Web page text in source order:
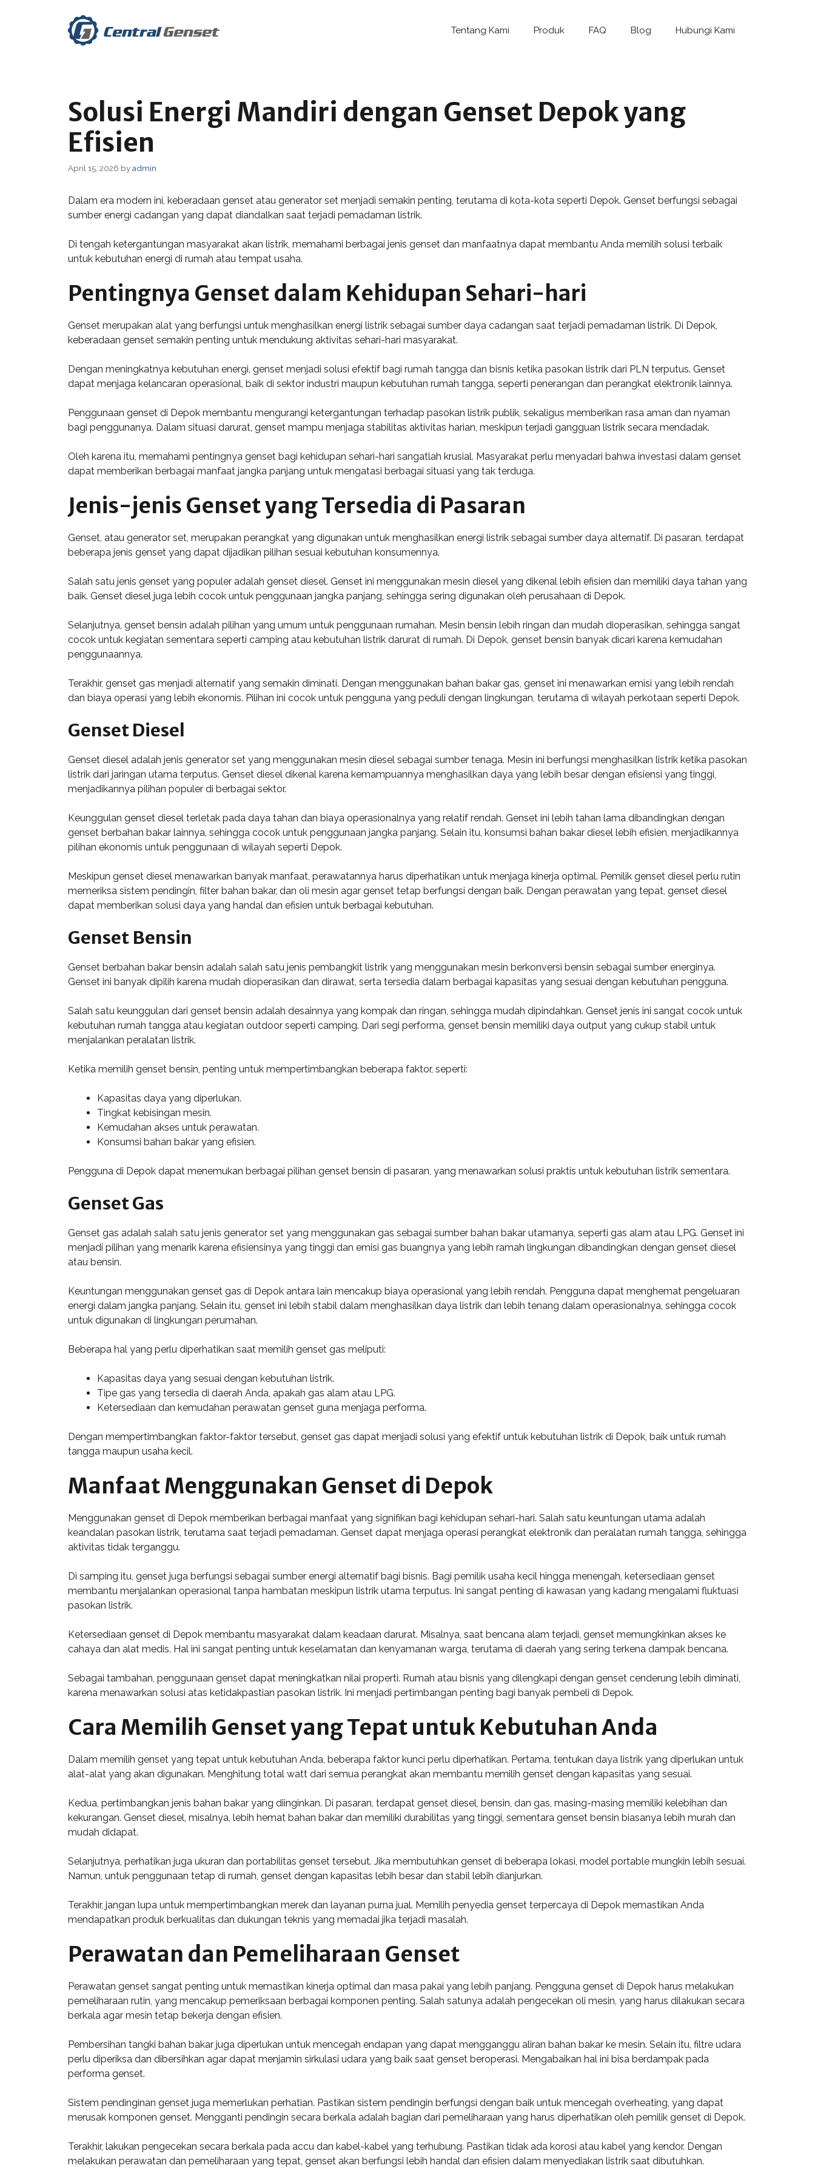
Tentang Kami Produk FAQ Blog Hubungi Kami
Solusi Energi Mandiri dengan Genset Depok yang
Efisien
April 15, 2026 byadmin
Dalam era modern ini, keberadaan genset atau generator set menjadi semakin penting, terutama di kota-kota seperti Depok. Genset berfungsi sebagai
sumber energi cadangan yang dapat diandalkan saat terjadi pemadaman listrik.
Di tengah ketergantungan masyarakat akan listrik, memahami berbagai jenis genset dan manfaatnya dapat membantu Anda memilih solusi terbaik
untuk kebutuhan energi di rumah atau tempat usaha.
Pentingnya Genset dalam Kehidupan Sehari-hari
Genset merupakan alat yang berfungsi untuk menghasilkan energi listrik sebagai sumber daya cadangan saat terjadi pemadaman listrik. Di Depok,
keberadaan genset semakin penting untuk mendukung aktivitas sehari-hari masyarakat.
Dengan meningkatnya kebutuhan energi, genset menjadi solusi efektif bagi rumah tangga dan bisnis ketika pasokan listrik dari PLN terputus. Genset
dapat menjaga kelancaran operasional, baik di sektor industri maupun kebutuhan rumah tangga, seperti penerangan dan perangkat elektronik lainnya.
Penggunaan genset di Depok membantu mengurangi ketergantungan terhadap pasokan listrik publik, sekaligus memberikan rasa aman dan nyaman
bagi penggunanya. Dalam situasi darurat, genset mampu menjaga stabilitas aktivitas harian, meskipun terjadi gangguan listrik secara mendadak.
Oleh karena itu, memahami pentingnya genset bagi kehidupan sehari-hari sangatlah krusial. Masyarakat perlu menyadari bahwa investasi dalam genset
dapat memberikan berbagai manfaat jangka panjang untuk mengatasi berbagai situasi yang tak terduga.
Jenis-jenis Genset yang Tersedia di Pasaran
Genset, atau generator set, merupakan perangkat yang digunakan untuk menghasilkan energi listrik sebagai sumber daya alternatif. Di pasaran, terdapat
beberapa jenis genset yang dapat dijadikan pilihan sesuai kebutuhan konsumennya.
Salah satu jenis genset yang populer adalah genset diesel. Genset ini menggunakan mesin diesel yang dikenal lebih efisien dan memiliki daya tahan yang
baik. Genset diesel juga lebih cocok untuk penggunaan jangka panjang, sehingga sering digunakan oleh perusahaan di Depok.
Selanjutnya, genset bensin adalah pilihan yang umum untuk penggunaan rumahan. Mesin bensin lebih ringan dan mudah dioperasikan, sehingga sangat
cocok untuk kegiatan sementara seperti camping atau kebutuhan listrik darurat di rumah. Di Depok, genset bensin banyak dicari karena kemudahan
penggunaannya.
Terakhir, genset gas menjadi alternatif yang semakin diminati. Dengan menggunakan bahan bakar gas, genset ini menawarkan emisi yang lebih rendah
dan biaya operasi yang lebih ekonomis. Pilihan ini cocok untuk pengguna yang peduli dengan lingkungan, terutama di wilayah perkotaan seperti Depok.
Genset Diesel
Genset diesel adalah jenis generator set yang menggunakan mesin diesel sebagai sumber tenaga. Mesin ini berfungsi menghasilkan listrik ketika pasokan
listrik dari jaringan utama terputus. Genset diesel dikenal karena kemampuannya menghasilkan daya yang lebih besar dengan efisiensi yang tinggi,
menjadikannya pilihan populer di berbagai sektor.
Keunggulan genset diesel terletak pada daya tahan dan biaya operasionalnya yang relatif rendah. Genset ini lebih tahan lama dibandingkan dengan
genset berbahan bakar lainnya, sehingga cocok untuk penggunaan jangka panjang. Selain itu, konsumsi bahan bakar diesel lebih efisien, menjadikannya
pilihan ekonomis untuk penggunaan di wilayah seperti Depok.
Meskipun genset diesel menawarkan banyak manfaat, perawatannya harus diperhatikan untuk menjaga kinerja optimal. Pemilik genset diesel perlu rutin
memeriksa sistem pendingin, filter bahan bakar, dan oli mesin agar genset tetap berfungsi dengan baik. Dengan perawatan yang tepat, genset diesel
dapat memberikan solusi daya yang handal dan efisien untuk berbagai kebutuhan.
Genset Bensin
Genset berbahan bakar bensin adalah salah satu jenis pembangkit listrik yang menggunakan mesin berkonversi bensin sebagai sumber energinya.
Genset ini banyak dipilih karena mudah dioperasikan dan dirawat, serta tersedia dalam berbagai kapasitas yang sesuai dengan kebutuhan pengguna.
Salah satu keunggulan dari genset bensin adalah desainnya yang kompak dan ringan, sehingga mudah dipindahkan. Genset jenis ini sangat cocok untuk
kebutuhan rumah tangga atau kegiatan outdoor seperti camping. Dari segi performa, genset bensin memiliki daya output yang cukup stabil untuk
menjalankan peralatan listrik.
Ketika memilih genset bensin, penting untuk mempertimbangkan beberapa faktor, seperti:
Kapasitas daya yang diperlukan.
Tingkat kebisingan mesin.
Kemudahan akses untuk perawatan.
Konsumsi bahan bakar yang efisien.
Pengguna di Depok dapat menemukan berbagai pilihan genset bensin di pasaran, yang menawarkan solusi praktis untuk kebutuhan listrik sementara.
Genset Gas
Genset gas adalah salah satu jenis generator set yang menggunakan gas sebagai sumber bahan bakar utamanya, seperti gas alam atau LPG. Genset ini
menjadi pilihan yang menarik karena efisiensinya yang tinggi dan emisi gas buangnya yang lebih ramah lingkungan dibandingkan dengan genset diesel
atau bensin.
Keuntungan menggunakan genset gas di Depok antara lain mencakup biaya operasional yang lebih rendah. Pengguna dapat menghemat pengeluaran
energi dalam jangka panjang. Selain itu, genset ini lebih stabil dalam menghasilkan daya listrik dan lebih tenang dalam operasionalnya, sehingga cocok
untuk digunakan di lingkungan perumahan.
Beberapa hal yang perlu diperhatikan saat memilih genset gas meliputi:
Kapasitas daya yang sesuai dengan kebutuhan listrik.
Tipe gas yang tersedia di daerah Anda, apakah gas alam atau LPG.
Ketersediaan dan kemudahan perawatan genset guna menjaga performa.
Dengan mempertimbangkan faktor-faktor tersebut, genset gas dapat menjadi solusi yang efektif untuk kebutuhan listrik di Depok, baik untuk rumah
tangga maupun usaha kecil.
Manfaat Menggunakan Genset di Depok
Menggunakan genset di Depok memberikan berbagai manfaat yang signifikan bagi kehidupan sehari-hari. Salah satu keuntungan utama adalah
keandalan pasokan listrik, terutama saat terjadi pemadaman. Genset dapat menjaga operasi perangkat elektronik dan peralatan rumah tangga, sehingga
aktivitas tidak terganggu.
Di samping itu, genset juga berfungsi sebagai sumber energi alternatif bagi bisnis. Bagi pemilik usaha kecil hingga menengah, ketersediaan genset
membantu menjalankan operasional tanpa hambatan meskipun listrik utama terputus. Ini sangat penting di kawasan yang kadang mengalami fluktuasi
pasokan listrik.
Ketersediaan genset di Depok membantu masyarakat dalam keadaan darurat. Misalnya, saat bencana alam terjadi, genset memungkinkan akses ke
cahaya dan alat medis. Hal ini sangat penting untuk keselamatan dan kenyamanan warga, terutama di daerah yang sering terkena dampak bencana.
Sebagai tambahan, penggunaan genset dapat meningkatkan nilai properti. Rumah atau bisnis yang dilengkapi dengan genset cenderung lebih diminati,
karena menawarkan solusi atas ketidakpastian pasokan listrik. Ini menjadi pertimbangan penting bagi banyak pembeli di Depok.
Cara Memilih Genset yang Tepat untuk Kebutuhan Anda
Dalam memilih genset yang tepat untuk kebutuhan Anda, beberapa faktor kunci perlu diperhatikan. Pertama, tentukan daya listrik yang diperlukan untuk
alat-alat yang akan digunakan. Menghitung total watt dari semua perangkat akan membantu memilih genset dengan kapasitas yang sesuai.
Kedua, pertimbangkan jenis bahan bakar yang diinginkan. Di pasaran, terdapat genset diesel, bensin, dan gas, masing-masing memiliki kelebihan dan
kekurangan. Genset diesel, misalnya, lebih hemat bahan bakar dan memiliki durabilitas yang tinggi, sementara genset bensin biasanya lebih murah dan
mudah didapat.
Selanjutnya, perhatikan juga ukuran dan portabilitas genset tersebut. Jika membutuhkan genset di beberapa lokasi, model portable mungkin lebih sesuai.
Namun, untuk penggunaan tetap di rumah, genset dengan kapasitas lebih besar dan stabil lebih dianjurkan.
Terakhir, jangan lupa untuk mempertimbangkan merek dan layanan purna jual. Memilih penyedia genset terpercaya di Depok memastikan Anda
mendapatkan produk berkualitas dan dukungan teknis yang memadai jika terjadi masalah.
Perawatan dan Pemeliharaan Genset
Perawatan genset sangat penting untuk memastikan kinerja optimal dan masa pakai yang lebih panjang. Pengguna genset di Depok harus melakukan
pemeliharaan rutin, yang mencakup pemeriksaan berbagai komponen penting. Salah satunya adalah pengecekan oli mesin, yang harus dilakukan secara
berkala agar mesin tetap bekerja dengan efisien.
Pembersihan tangki bahan bakar juga diperlukan untuk mencegah endapan yang dapat mengganggu aliran bahan bakar ke mesin. Selain itu, filtre udara
perlu diperiksa dan dibersihkan agar dapat menjamin sirkulasi udara yang baik saat genset beroperasi. Mengabaikan hal ini bisa berdampak pada
performa genset.
Sistem pendinginan genset juga memerlukan perhatian. Pastikan sistem pendingin berfungsi dengan baik untuk mencegah overheating, yang dapat
merusak komponen genset. Mengganti pendingin secara berkala adalah bagian dari pemeliharaan yang harus diperhatikan oleh pemilik genset di Depok.
Terakhir, lakukan pengecekan secara berkala pada accu dan kabel-kabel yang terhubung. Pastikan tidak ada korosi atau kabel yang kendor. Dengan
melakukan perawatan dan pemeliharaan yang tepat, genset akan berfungsi lebih handal dan efisien dalam menyediakan listrik saat dibutuhkan.